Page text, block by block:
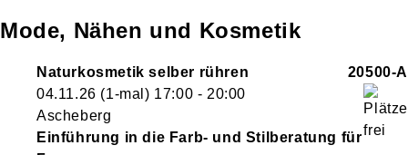
Mode, Nähen und Kosmetik
Naturkosmetik selber rühren
20500-A
04.11.26 (1-mal) 17:00 - 20:00
Ascheberg
Einführung in die Farb- und Stilberatung für